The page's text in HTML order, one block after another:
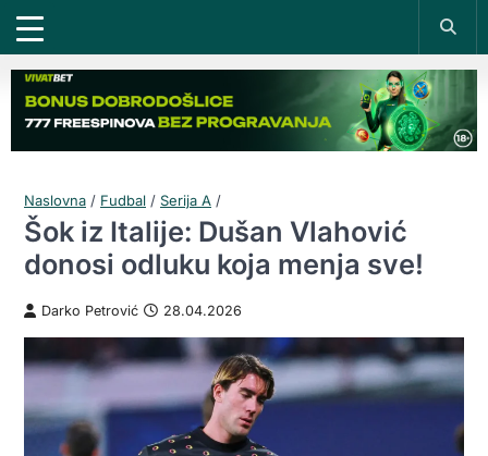
Naslovna / Fudbal / Serija A /
Šok iz Italije: Dušan Vlahović
donosi odluku koja menja sve!
Darko Petrović 28.04.2026